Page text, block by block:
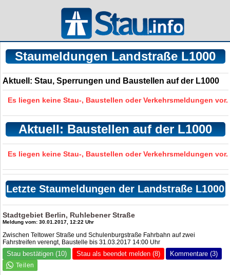
Staumeldungen Landstraße L1000
Aktuell: Stau, Sperrungen und Baustellen auf der L1000
Es liegen keine Stau-, Baustellen oder Verkehrsmeldungen vor.
Aktuell: Baustellen auf der L1000
Es liegen keine Stau-, Baustellen oder Verkehrsmeldungen vor.
Letzte Staumeldungen der Landstraße L1000
Stadtgebiet Berlin, Ruhlebener Straße
Meldung vom: 30.01.2017, 12:22 Uhr
Zwischen Teltower Straße und Schulenburgstraße Fahrbahn auf zwei
Fahrstreifen verengt, Baustelle bis 31.03.2017 14:00 Uhr
Stau bestätigen (10) Stau als beendet melden (8) Kommentare (3)